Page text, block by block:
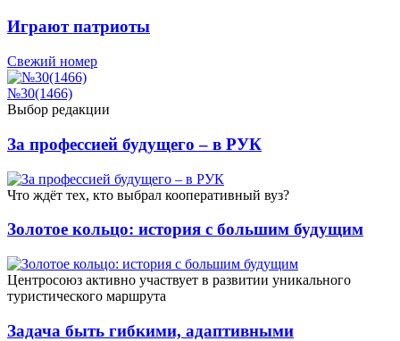
Играют патриоты
Свежий номер
№30(1466)
Выбор редакции
За профессией будущего – в РУК
Что ждёт тех, кто выбрал кооперативный вуз?
Золотое кольцо: история с большим будущим
Центросоюз активно участвует в развитии уникального
туристического маршрута
Задача быть гибкими, адаптивными